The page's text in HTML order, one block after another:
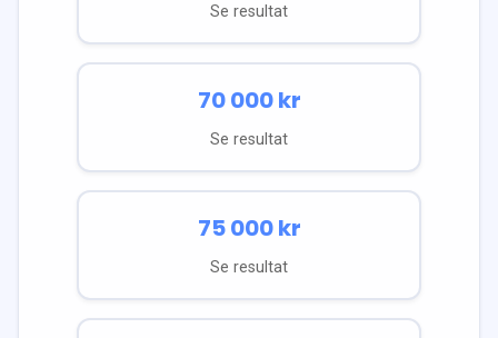
Se resultat
70 000kr
Se resultat
75 000kr
Se resultat